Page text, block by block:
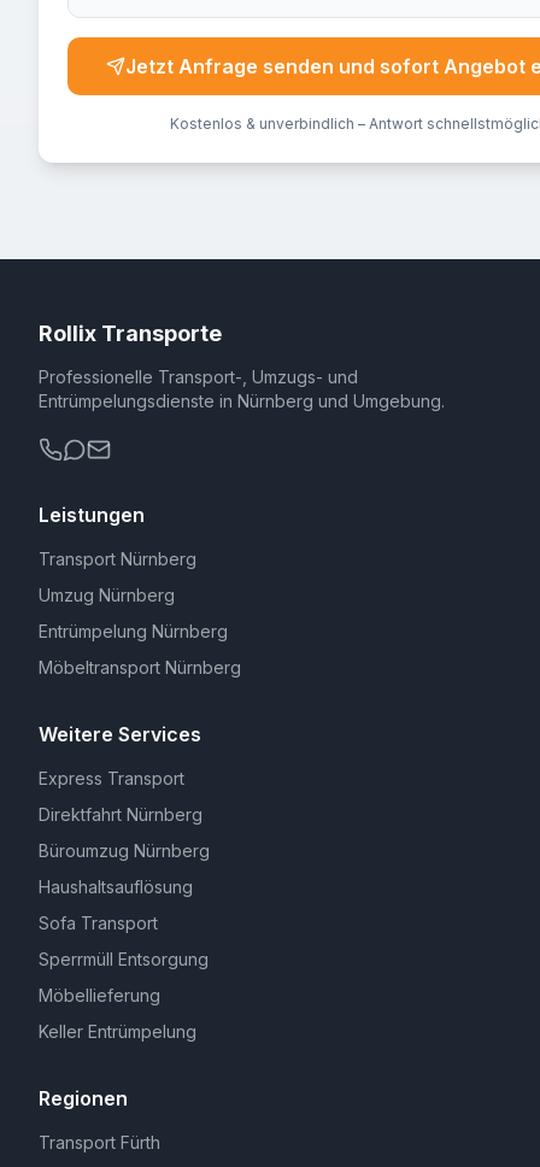
Jetzt Anfrage senden und sofort Angebot
Kostenlos & unverbindlich – Antwort
Rollix Transporte
Professionelle Transport-, Umzugs- und
Entrümpelungsdienste in Nürnberg und Umgebung.
Leistungen
Transport Nürnberg
Umzug Nürnberg
Entrümpelung Nürnberg
Möbeltransport Nürnberg
Weitere Services
Express Transport
Direktfahrt Nürnberg
Büroumzug Nürnberg
Haushaltsauflösung
Sofa Transport
Sperrmüll Entsorgung
Möbellieferung
Keller Entrümpelung
Regionen
Transport Fürth